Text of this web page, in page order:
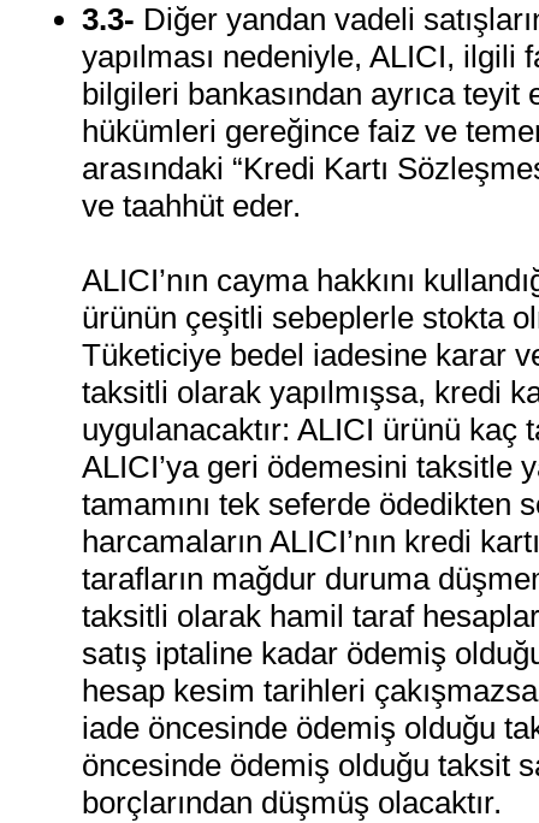
3.3- Diğer yandan vadeli
yapılması nedeniyle, ALICI, ilgili
bilgileri bankasından ayrıca
hükümleri gereğince faiz ve
arasındaki “Kredi Kartı
ve taahhüt eder.
ALICI’nın cayma hakkını
ürünün çeşitli sebeplerle stokta
Tüketiciye bedel iadesine karar
taksitli olarak yapılmışsa, kredi
uygulanacaktır: ALICI ürünü kaç
ALICI’ya geri ödemesini taksitle
tamamını tek seferde ödedikten
harcamaların ALICI’nın kredi
tarafların mağdur duruma
taksitli olarak hamil taraf
satış iptaline kadar ödemiş
hesap kesim tarihleri
iade öncesinde ödemiş olduğu
öncesinde ödemiş olduğu taksit
borçlarından düşmüş olacaktır.